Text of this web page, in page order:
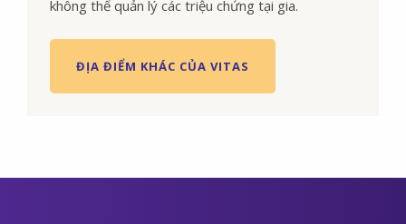
không thể quản lý các triệu chứng tại gia.
ĐỊA ĐIỂM KHÁC CỦA VITAS